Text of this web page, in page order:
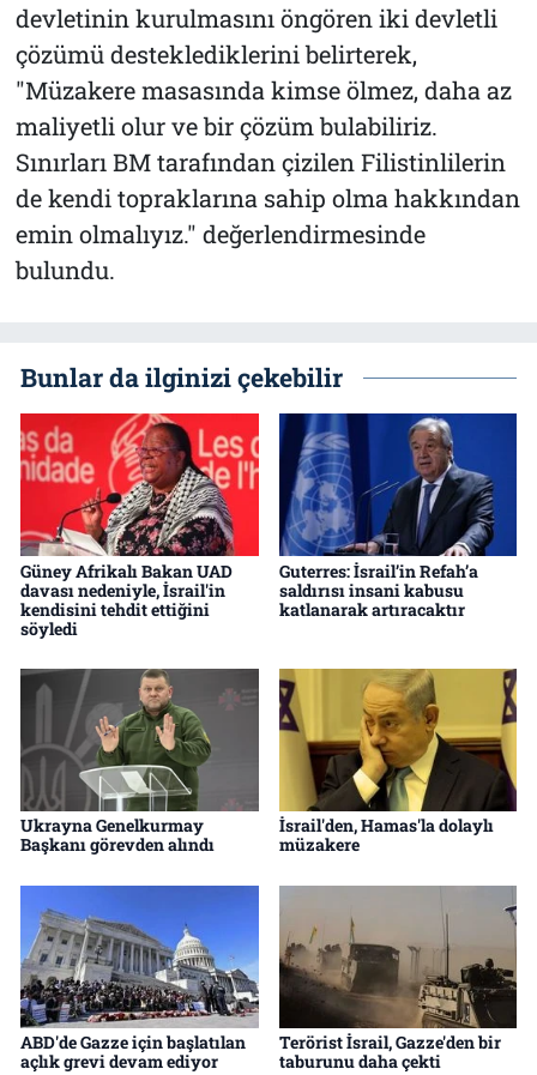
devletinin kurulmasını öngören iki devletli
çözümü desteklediklerini belirterek,
"Müzakere masasında kimse ölmez, daha az
maliyetli olur ve bir çözüm bulabiliriz.
Sınırları BM tarafından çizilen Filistinlilerin
de kendi topraklarına sahip olma hakkından
emin olmalıyız." değerlendirmesinde
bulundu.
Bunlar da ilginizi çekebilir
Güney Afrikalı Bakan UAD
davası nedeniyle, İsrail'in
kendisini tehdit ettiğini
söyledi
Guterres: İsrail’in Refah’a
saldırısı insani kabusu
katlanarak artıracaktır
Ukrayna Genelkurmay
Başkanı görevden alındı
İsrail'den, Hamas'la dolaylı
müzakere
ABD'de Gazze için başlatılan
açlık grevi devam ediyor
Terörist İsrail, Gazze'den bir
taburunu daha çekti